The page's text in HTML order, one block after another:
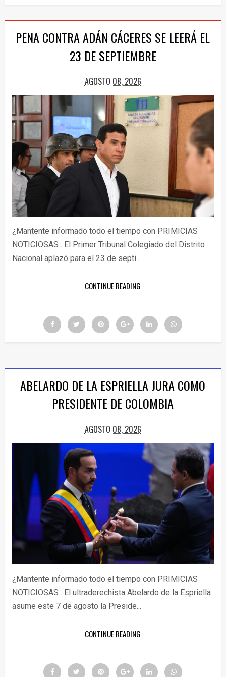
PENA CONTRA ADÁN CÁCERES SE LEERÁ EL
23 DE SEPTIEMBRE
AGOSTO 08, 2026
¿Mantente informado todo el tiempo con PRIMICIAS
NOTICIOSAS . El Primer Tribunal Colegiado del Distrito
Nacional aplazó para el 23 de septi...
CONTINUE READING
ABELARDO DE LA ESPRIELLA JURA COMO
PRESIDENTE DE COLOMBIA
AGOSTO 08, 2026
¿Mantente informado todo el tiempo con PRIMICIAS
NOTICIOSAS . El ultraderechista Abelardo de la Espriella
asume este 7 de agosto la Preside...
CONTINUE READING